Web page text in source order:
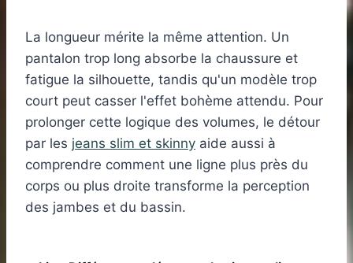
La longueur mérite la même attention. Un
pantalon trop long absorbe la chaussure et
fatigue la silhouette, tandis qu'un modèle trop
court peut casser l'effet bohème attendu. Pour
prolonger cette logique des volumes, le détour
par les jeans slim et skinny aide aussi à
comprendre comment une ligne plus près du
corps ou plus droite transforme la perception
des jambes et du bassin.